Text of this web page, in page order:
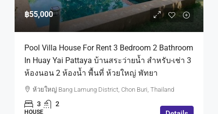
฿55,000
Pool Villa House For Rent 3 Bedroom 2 Bathroom
In Huay Yai Pattaya บ้านสระว่ายน้ำ สำหรับ-เช่า 3
ห้องนอน 2 ห้องน้ำ พื้นที่ ห้วยใหญ่ พัทยา
ห้วยใหญ่ Bang Lamung District, Chon Buri, Thailand
3 2
HOUSE